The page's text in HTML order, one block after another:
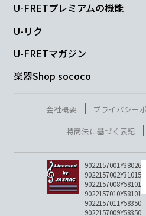
U-FRETプレミアムの機能
U-リク
U-FRETマガジン
楽器Shop sococo
会社概要 プライバシー
特商法に基づく表記
9022157001Y38026
9022157002Y31015
9022157008Y58101
9022157010Y58101
9022157011Y58350
9022157009Y58350